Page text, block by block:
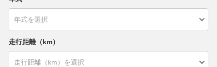
走行距離（km）